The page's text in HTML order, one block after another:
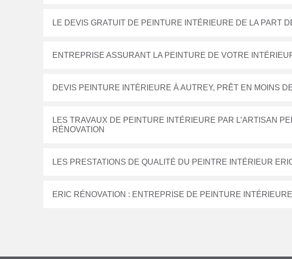
LE DEVIS GRATUIT DE PEINTURE INTÉRIEURE DE LA PART
ENTREPRISE ASSURANT LA PEINTURE DE VOTRE
DEVIS PEINTURE INTÉRIEURE À AUTREY, PRÊT EN MOINS
LES TRAVAUX DE PEINTURE INTÉRIEURE PAR L’ARTISAN
RÉNOVATION
LES PRESTATIONS DE QUALITÉ DU PEINTRE INTÉRIEUR
ERIC RÉNOVATION : ENTREPRISE DE PEINTURE